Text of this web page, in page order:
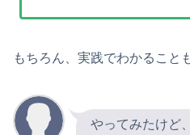
もちろん、実践でわかること
やってみたけど